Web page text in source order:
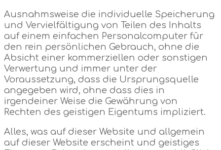
Ausnahmsweise die individuelle Speicherung
und Vervielfältigung von Teilen des Inhalts
auf einem einfachen Personalcomputer für
den rein persönlichen Gebrauch, ohne die
Absicht einer kommerziellen oder sonstigen
Verwertung und immer unter der
Voraussetzung, dass die Ursprungsquelle
angegeben wird, ohne dass dies in
irgendeiner Weise die Gewährung von
Rechten des geistigen Eigentums impliziert.
Alles, was auf dieser Website und allgemein
auf dieser Website erscheint und geistiges